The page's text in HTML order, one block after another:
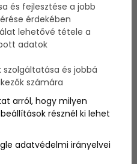
felvenni, mert kövérít?
van, amit ha
hogy rengeteg olyan
ugyanolyan jól állnak
hölgyeken is, mint a
és fejlesztése a jobb
érdekében
lehetővé tétele a
adatok
és jobbá
számára
arról, hogy milyen
résznél ki lehet
adatvédelmi irányelvei